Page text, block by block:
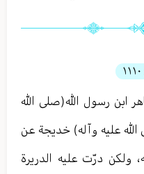
١١١٠
ابن رسول الله(صلى الله
عليه وآله) خديجة عن
ولكن درّت عليه الدريرة